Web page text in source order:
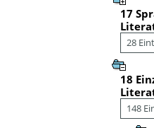
17
28
18
148